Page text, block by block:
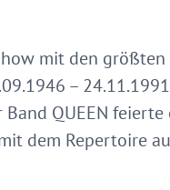
mit den
–
QUEEN
dem Repertoire